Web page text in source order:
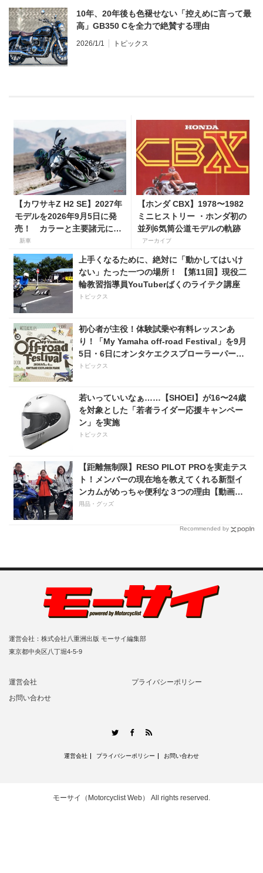
10年、20年後も色褪せない「控えめに言って最
高」GB350 Cを全力で絶賛する理由
2026/1/1 トピックス
【カワサキZ H2 SE】2027年
モデルを2026年9月5日に発
売！ カラーと主要諸元に変
更はなく、価格は据え置きの
247万5000円！
新車
【ホンダ CBX】1978〜1982
ミニヒストリー ・ホンダ初の
並列6気筒公道モデルの軌跡
アーカイブ
上手くなるために、絶対に「動かしてはいけ
ない」たった一つの場所！ 【第11回】現役二
輪教習指導員YouTuberばくのライテク講座
トピックス
初心者が主役！体験試乗や有料レッスンあ
り！「My Yamaha off-road Festival」を9月
5日・6日にオンタケエクスプローラーパーク
で実施！
トピックス
若いっていいなぁ……【SHOEI】が16〜24歳
を対象とした「若者ライダー応援キャンペー
ン」を実施
トピックス
【距離無制限】RESO PILOT PROを実走テス
ト！メンバーの現在地を教えてくれる新型イ
ンカムがめっちゃ便利な３つの理由【動画付
き】
用品・グッズ
Recommended by
運営会社：株式会社八重洲出版 モーサイ編集部
東京都中央区八丁堀4-5-9
運営会社
プライバシーポリシー
お問い合わせ
TwitterFacebook
運営会社 プライバシーポリシー お問い合わせ
モーサイ（Motorcyclist Web） All rights reserved.